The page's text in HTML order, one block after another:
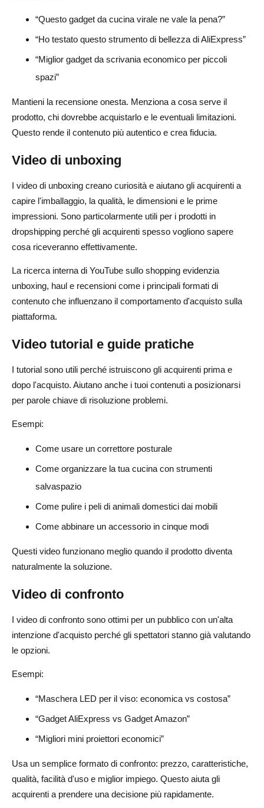
“Questo gadget da cucina virale ne vale la pena?”
“Ho testato questo strumento di bellezza di AliExpress”
“Miglior gadget da scrivania economico per piccoli
spazi”
Mantieni la recensione onesta. Menziona a cosa serve il
prodotto, chi dovrebbe acquistarlo e le eventuali limitazioni.
Questo rende il contenuto più autentico e crea fiducia.
Video di unboxing
I video di unboxing creano curiosità e aiutano gli acquirenti a
capire l'imballaggio, la qualità, le dimensioni e le prime
impressioni. Sono particolarmente utili per i prodotti in
dropshipping perché gli acquirenti spesso vogliono sapere
cosa riceveranno effettivamente.
La ricerca interna di YouTube sullo shopping evidenzia
unboxing, haul e recensioni come i principali formati di
contenuto che influenzano il comportamento d'acquisto sulla
piattaforma.
Video tutorial e guide pratiche
I tutorial sono utili perché istruiscono gli acquirenti prima e
dopo l'acquisto. Aiutano anche i tuoi contenuti a posizionarsi
per parole chiave di risoluzione problemi.
Esempi:
Come usare un correttore posturale
Come organizzare la tua cucina con strumenti
salvaspazio
Come pulire i peli di animali domestici dai mobili
Come abbinare un accessorio in cinque modi
Questi video funzionano meglio quando il prodotto diventa
naturalmente la soluzione.
Video di confronto
I video di confronto sono ottimi per un pubblico con un'alta
intenzione d'acquisto perché gli spettatori stanno già valutando
le opzioni.
Esempi:
“Maschera LED per il viso: economica vs costosa”
“Gadget AliExpress vs Gadget Amazon”
“Migliori mini proiettori economici”
Usa un semplice formato di confronto: prezzo, caratteristiche,
qualità, facilità d'uso e miglior impiego. Questo aiuta gli
acquirenti a prendere una decisione più rapidamente.